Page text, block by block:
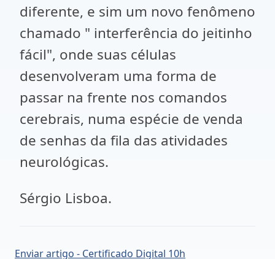
diferente, e sim um novo fenômeno
chamado " interferência do jeitinho
fácil", onde suas células
desenvolveram uma forma de
passar na frente nos comandos
cerebrais, numa espécie de venda
de senhas da fila das atividades
neurológicas.
Sérgio Lisboa.
Enviar artigo - Certificado Digital 10h